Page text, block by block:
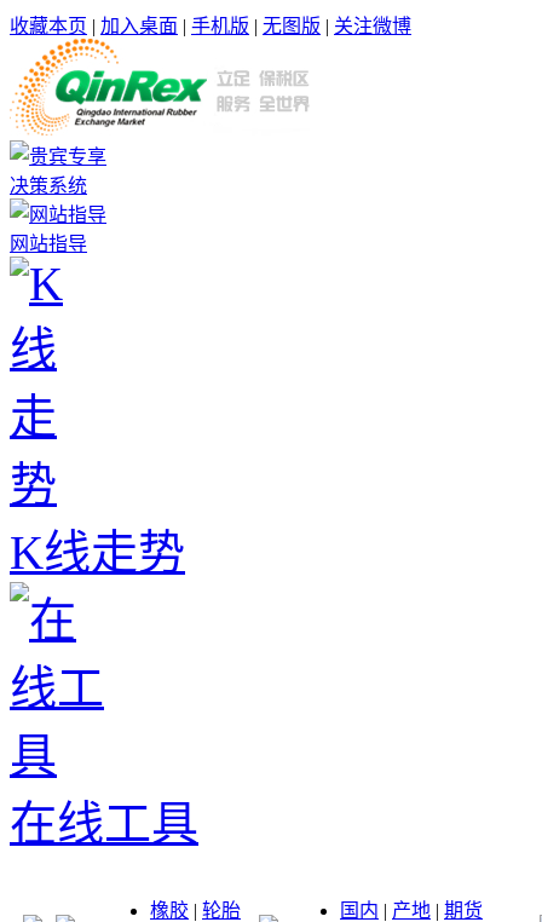
收藏本页 | 加入桌面 | 手机版 | 无图版 | 关注微博
决策系统
网站指导
K线走势
在线工具
橡胶 | 轮胎
国内 | 产地 | 期货